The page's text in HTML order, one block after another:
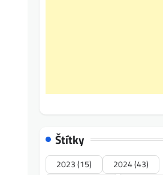
Štítky
2023(15) 2024(43)